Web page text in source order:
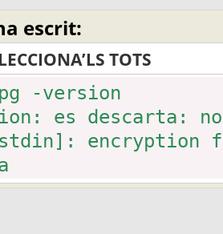
escrit:
TOTS
-version
es descarta:
encryption